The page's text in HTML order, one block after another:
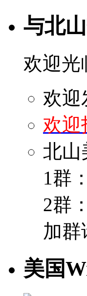
与北
欢迎光
欢迎
欢迎
北山
1群
2群
加群
美国